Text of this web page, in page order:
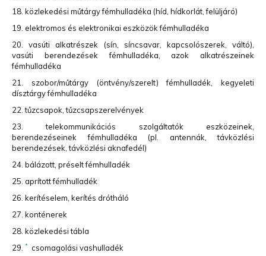
18. közlekedési műtárgy fémhulladéka (híd, hídkorlát, felüljáró)
19. elektromos és elektronikai eszközök fémhulladéka
20. vasúti alkatrészek (sín, síncsavar, kapcsolószerek, váltó),
vasúti berendezések fémhulladéka, azok alkatrészeinek
fémhulladéka
21. szobor/műtárgy (öntvény/szerelt) fémhulladék, kegyeleti
dísztárgy fémhulladéka
22. tűzcsapok, tűzcsapszerelvények
23. telekommunikációs szolgáltatók eszközeinek,
berendezéseinek fémhulladéka (pl. antennák, távközlési
berendezések, távközlési aknafedél)
24. bálázott, préselt fémhulladék
25. aprított fémhulladék
26. kerítéselem, kerítés drótháló
27. konténerek
28. közlekedési tábla
29. * csomagolási vashulladék